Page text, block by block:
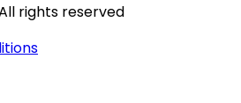
rights reserved